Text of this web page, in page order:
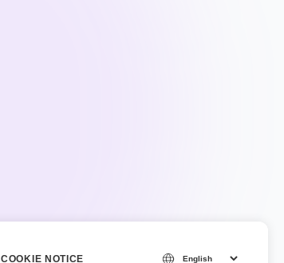
COOKIE NOTICE